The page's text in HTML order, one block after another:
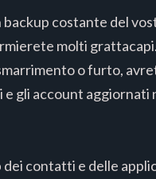
backup costante del
molti
o furto,
e gli account aggiornati
contatti e delle